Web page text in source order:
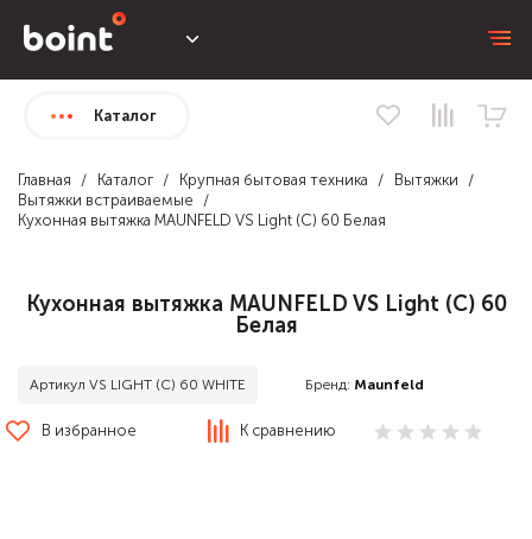
Каталог
Главная Каталог Крупная бытовая техника
Вытяжки
Вытяжки встраиваемые
Кухонная вытяжка MAUNFELD VS Light (C) 60 Белая
Кухонная вытяжка MAUNFELD VS Light (C) 60
Белая
Артикул VS LIGHT (С) 60 WHITE Бренд: Maunfeld
В избранное К сравнению